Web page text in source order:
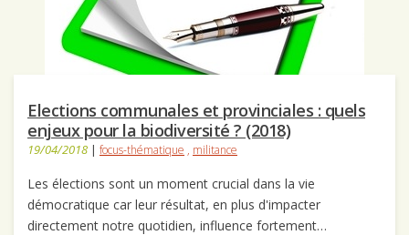
Elections communales et provinciales : quels
enjeux pour la biodiversité ? (2018)
19/04/2018 | focus-thématique , militance
Les élections sont un moment crucial dans la vie
démocratique car leur résultat, en plus d'impacter
directement notre quotidien, influence fortement…